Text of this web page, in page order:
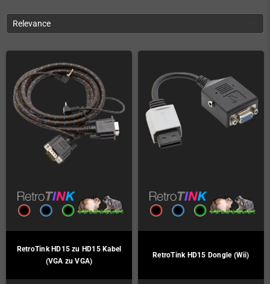
Relevance
RetroTink HD15 zu HD15 Kabel
(VGA zu VGA)
RetroTink HD15 Dongle (Wii)